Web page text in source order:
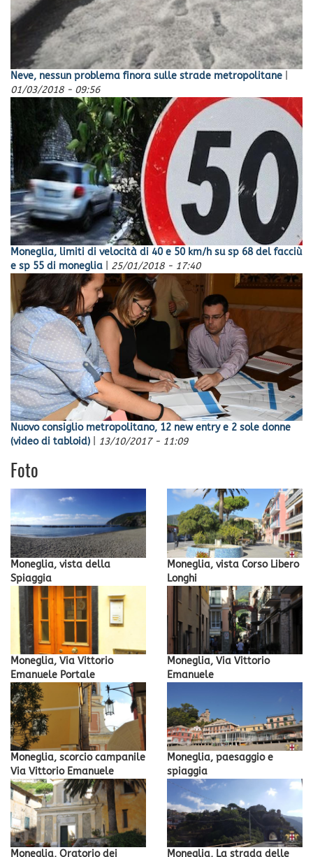
Neve, nessun problema finora sulle strade metropolitane
01/03/2018 - 09:56
Moneglia, limiti di velocità di 40 e 50 km/h su sp 68 del facciù
e sp 55 di moneglia
25/01/2018 - 17:40
Nuovo consiglio metropolitano, 12 new entry e 2 sole donne
(video di tabloid)
13/10/2017 - 11:09
Foto
Moneglia, vista della
Spiaggia
Moneglia, vista Corso Libero
Longhi
Moneglia, Via Vittorio
Emanuele Portale
Moneglia, Via Vittorio
Emanuele
Moneglia, scorcio campanile
Via Vittorio Emanuele
Moneglia, paesaggio e
spiaggia
Moneglia, Oratorio dei Moneglia, La strada delle